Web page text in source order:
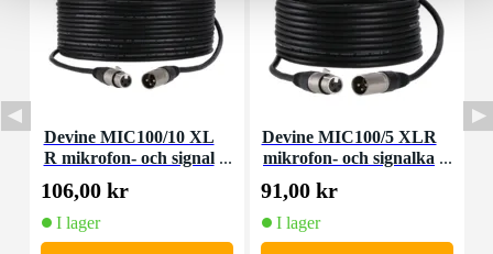
Devine MIC100/10 XL
R mikrofon- och signal
kabel 10 meter
106,00 kr
I lager
Devine MIC100/5 XLR
mikrofon- och signalka
bel 5 meter
91,00 kr
I lager